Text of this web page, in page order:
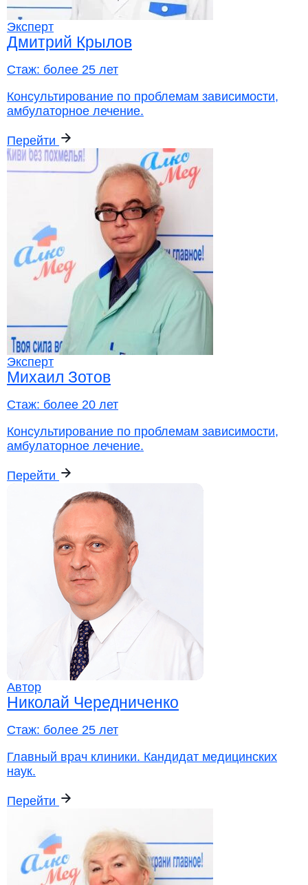
Эксперт
Дмитрий Крылов
Стаж: более 25 лет
Консультирование по проблемам зависимости,
амбулаторное лечение.
Перейти
Эксперт
Михаил Зотов
Стаж: более 20 лет
Консультирование по проблемам зависимости,
амбулаторное лечение.
Перейти
Автор
Николай Чередниченко
Стаж: более 25 лет
Главный врач клиники. Кандидат медицинских
наук.
Перейти